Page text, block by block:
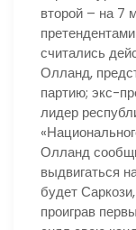
второй – на 7
считались
Олланд,
партию; экс-
лидер
Олланд
выдвигаться
будет
проиграв